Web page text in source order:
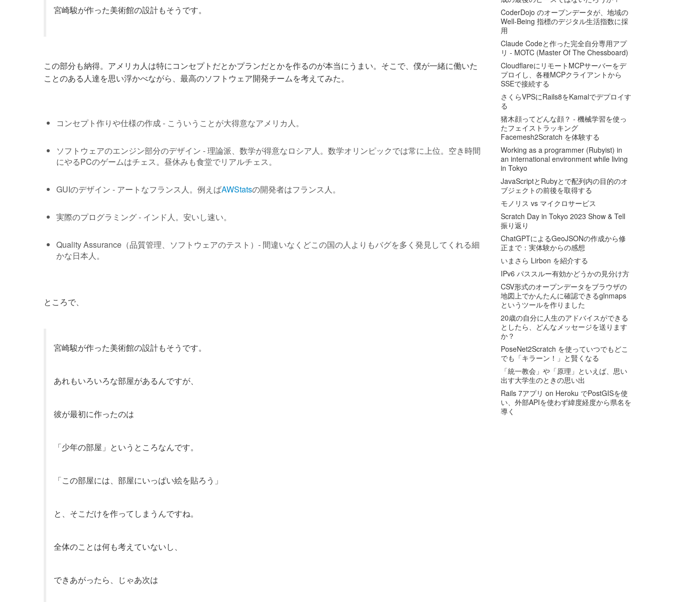
宮崎駿が作った美術館の設計もそうです。
この部分も納得。アメリカ人は特にコンセプトだとかプランだとかを作るのが本当にうまい。そこで、僕が一緒に働いた
ことのある人達を思い浮かべながら、最高のソフトウェア開発チームを考えてみた。
コンセプト作りや仕様の作成 - こういうことが大得意なアメリカ人。
ソフトウェアのエンジン部分のデザイン - 理論派、数学が得意なロシア人。数学オリンピックでは常に上位。空き時間
にやるPCのゲームはチェス。昼休みも食堂でリアルチェス。
GUIのデザイン - アートなフランス人。例えばAWStatsの開発者はフランス人。
実際のプログラミング - インド人。安いし速い。
Quality Assurance（品質管理、ソフトウェアのテスト）- 間違いなくどこの国の人よりもバグを多く発見してくれる細
かな日本人。
ところで、
宮崎駿が作った美術館の設計もそうです。
あれもいろいろな部屋があるんですが、
彼が最初に作ったのは
「少年の部屋」というところなんです。
「この部屋には、部屋にいっぱい絵を貼ろう」
と、そこだけを作ってしまうんですね。
全体のことは何も考えていないし、
できあがったら、じゃあ次は
CoderDojo のオープンデータが、地域の
Well-Being 指標のデジタル生活指数に採
用
Claude Codeと作った完全自分専用アプ
リ - MOTC (Master Of The Chessboard)
CloudflareにリモートMCPサーバーをデ
プロイし、各種MCPクライアントから
SSEで接続する
さくらVPSにRails8をKamalでデプロイす
る
猪木顔ってどんな顔？ - 機械学習を使っ
たフェイストラッキング
Facemesh2Scratch を体験する
Working as a programmer (Rubyist) in
an international environment while living
in Tokyo
JavaScriptとRubyとで配列内の目的のオ
ブジェクトの前後を取得する
モノリス vs マイクロサービス
Scratch Day in Tokyo 2023 Show & Tell
振り返り
ChatGPTによるGeoJSONの作成から修
正まで：実体験からの感想
いまさら Lirbon を紹介する
IPv6 パススルー有効かどうかの見分け方
CSV形式のオープンデータをブラウザの
地図上でかんたんに確認できるglnmaps
というツールを作りました
20歳の自分に人生のアドバイスができる
としたら、どんなメッセージを送ります
か？
PoseNet2Scratch を使っていつでもどこ
でも「キラーン！」と賢くなる
「統一教会」や「原理」といえば、思い
出す大学生のときの思い出
Rails 7アプリ on Heroku でPostGISを使
い、外部APIを使わず緯度経度から県名を
導く